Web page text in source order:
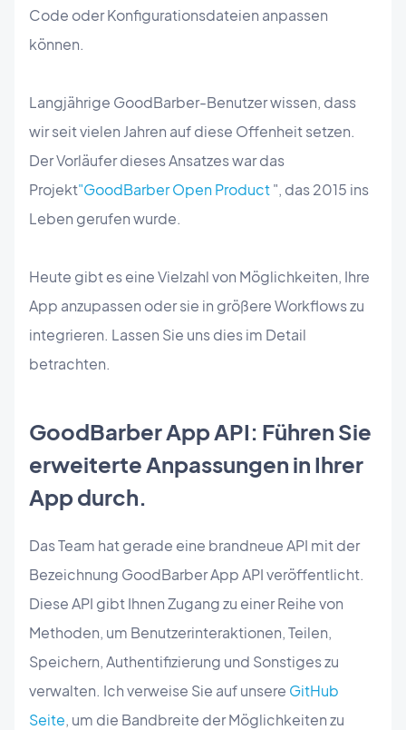
Code oder Konfigurationsdateien anpassen
können.
Langjährige GoodBarber-Benutzer wissen, dass
wir seit vielen Jahren auf diese Offenheit setzen.
Der Vorläufer dieses Ansatzes war das
Projekt"GoodBarber Open Product", das 2015 ins
Leben gerufen wurde.
Heute gibt es eine Vielzahl von Möglichkeiten, Ihre
App anzupassen oder sie in größere Workflows zu
integrieren. Lassen Sie uns dies im Detail
betrachten.
GoodBarber App API: Führen Sie
erweiterte Anpassungen in Ihrer
App durch.
Das Team hat gerade eine brandneue API mit der
Bezeichnung GoodBarber App API veröffentlicht.
Diese API gibt Ihnen Zugang zu einer Reihe von
Methoden, um Benutzerinteraktionen, Teilen,
Speichern, Authentifizierung und Sonstiges zu
verwalten. Ich verweise Sie auf unsere GitHub
Seite, um die Bandbreite der Möglichkeiten zu